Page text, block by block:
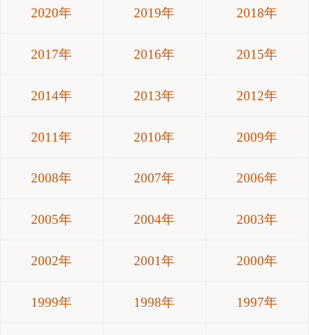
2020年 2019年 2018年
2017年 2016年 2015年
2014年 2013年 2012年
2011年 2010年 2009年
2008年 2007年 2006年
2005年 2004年 2003年
2002年 2001年 2000年
1999年 1998年 1997年